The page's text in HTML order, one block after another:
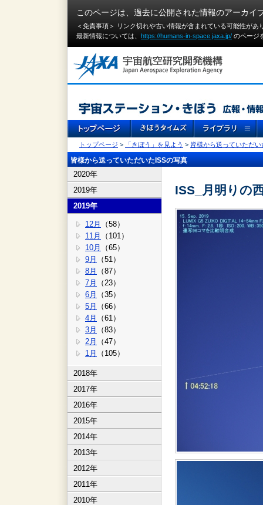
このページは、過去に公開された情報のアーカイ
＜免責事項＞ リンク切れや古い情報が含まれている可能性が
最新情報については、 https://humans-in-space.jaxa.jp/ のページ
トップページ > 「きぼう」を見よう > 皆様から送っていただい
皆様から送っていただいたISSの写真
2020年
2019年
2019年
12月
（58）
11月
（101）
10月
（65）
9月
（51）
8月
（87）
7月
（23）
6月
（35）
5月
（66）
4月
（61）
3月
（83）
2月
（47）
1月
（105）
2018年
2017年
2016年
2015年
2014年
2013年
2012年
2011年
2010年
ISS_月明りの